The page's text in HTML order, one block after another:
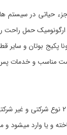
حیاتی در سیستم
حمل راحت
پکیج بوتان و
مناسب و خدمات
و یا وارد میشود و